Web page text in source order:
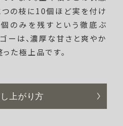
つの枝に10個ほど実を付け
のみを残すという徹底ぶ
ーは、濃厚な甘さと爽やか
た極上品です。
上がり方